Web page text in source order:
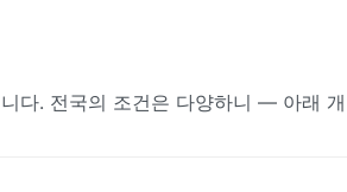
다. 전국의 조건은 다양하니 — 아래